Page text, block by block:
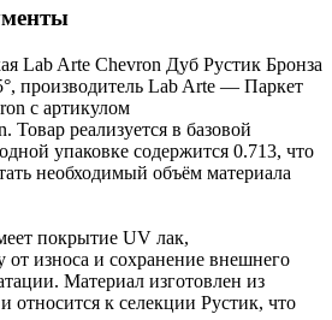
Lab Arte Chevron Дуб Рустик Бронза
производитель Lab Arte — Паркет
с артикулом
реализуется в базовой
упаковке содержится 0.713, что
необходимый объём материала
покрытие UV лак,
износа и сохранение внешнего
Материал изготовлен из
относится к селекции Рустик, что